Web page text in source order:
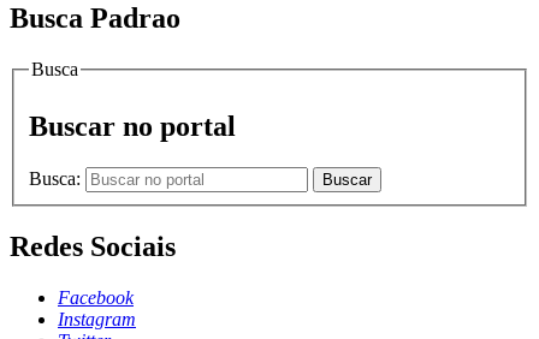
Busca Padrao
Busca
Buscar no portal
Busca: Buscar
Redes Sociais
Facebook
Instagram